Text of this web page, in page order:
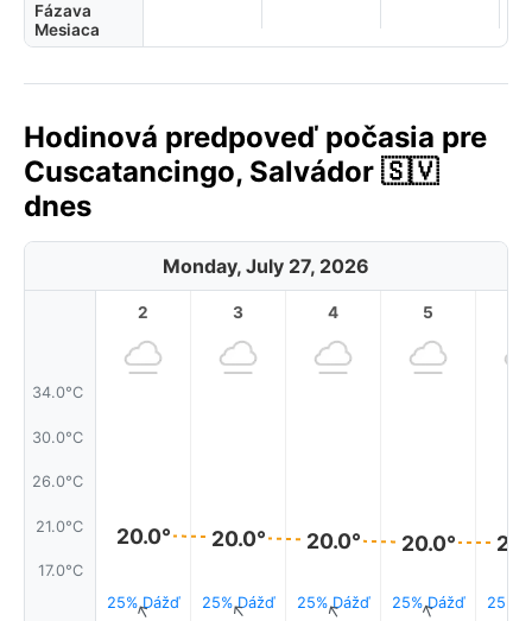
Fázava
Mesiaca
Hodinová predpoveď počasia pre
Cuscatancingo, Salvádor 🇸🇻
dnes
Monday, July 27, 2026
34.0°C
30.0°C
26.0°C
21.0°C
17.0°C
2
20.0°
25% Dážď
↑
3
20.0°
25% Dážď
↑
4
20.0°
25% Dážď
↑
5
20.0°
25% Dážď
↑ 25%